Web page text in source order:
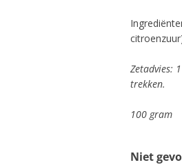
Zetadvies:
trekken.
100 gram
Niet